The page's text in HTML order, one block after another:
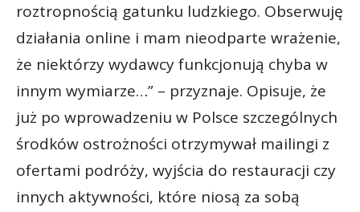
roztropnością gatunku ludzkiego. Obserwuję
działania online i mam nieodparte wrażenie,
że niektórzy wydawcy funkcjonują chyba w
innym wymiarze…” – przyznaje. Opisuje, że
już po wprowadzeniu w Polsce szczególnych
środków ostrożności otrzymywał mailingi z
ofertami podróży, wyjścia do restauracji czy
innych aktywności, które niosą za sobą